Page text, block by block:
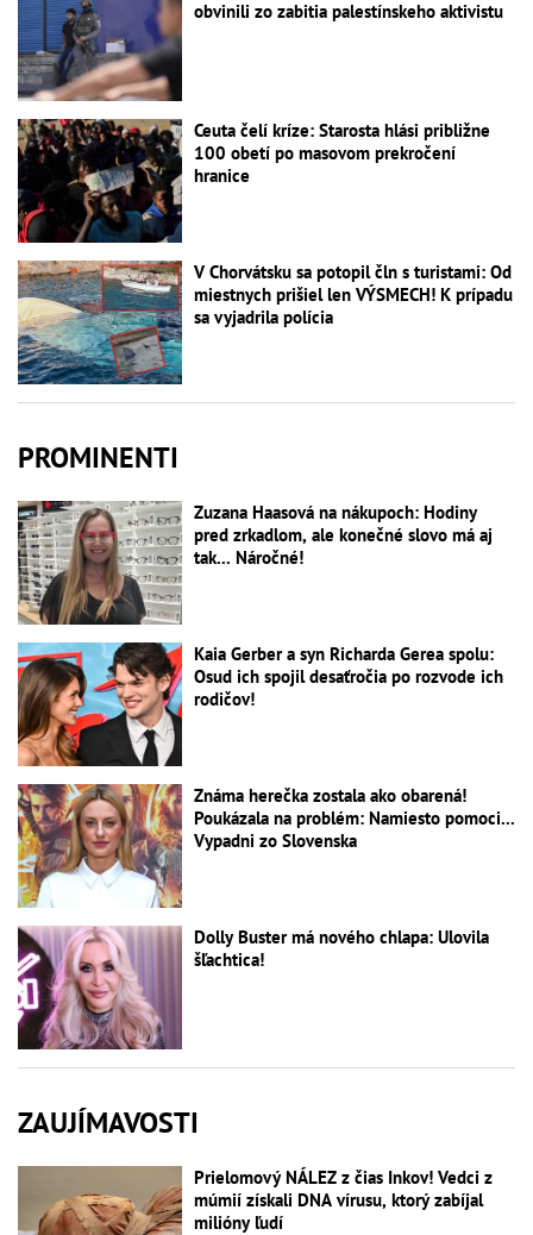
obvinili zo zabitia palestínskeho aktivistu
Ceuta čelí kríze: Starosta hlási približne
100 obetí po masovom prekročení
hranice
V Chorvátsku sa potopil čln s turistami: Od
miestnych prišiel len VÝSMECH! K prípadu
sa vyjadrila polícia
PROMINENTI
Zuzana Haasová na nákupoch: Hodiny
pred zrkadlom, ale konečné slovo má aj
tak... Náročné!
Kaia Gerber a syn Richarda Gerea spolu:
Osud ich spojil desaťročia po rozvode ich
rodičov!
Známa herečka zostala ako obarená!
Poukázala na problém: Namiesto pomoci...
Vypadni zo Slovenska
Dolly Buster má nového chlapa: Ulovila
šľachtica!
ZAUJÍMAVOSTI
Prielomový NÁLEZ z čias Inkov! Vedci z
múmií získali DNA vírusu, ktorý zabíjal
milióny ľudí